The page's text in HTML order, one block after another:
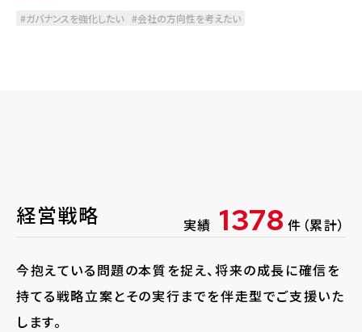
ガバナンスを強化したい 会社の方向性を考えたい
経営戦略 実績 1378 件（累計）
今抱えている問題の本質を捉え、将来の成長に確信を
持てる戦略立案とその実行までを伴走型でご支援いた
します。